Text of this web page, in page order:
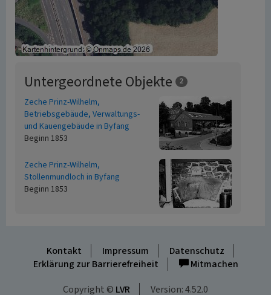
Untergeordnete Objekte 2
Zeche Prinz-Wilhelm,
Betriebsgebäude, Verwaltungs-
und Kauengebäude in Byfang
Beginn 1853
Zeche Prinz-Wilhelm,
Stollenmundloch in Byfang
Beginn 1853
Kontakt Impressum
Datenschutz
Erklärung zur Barrierefreiheit
Mitmachen
Copyright © LVR Version: 4.52.0